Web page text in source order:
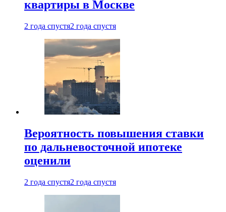
квартиры в Москве
2 года спустя2 года спустя
Вероятность повышения ставки
по дальневосточной ипотеке
оценили
2 года спустя2 года спустя